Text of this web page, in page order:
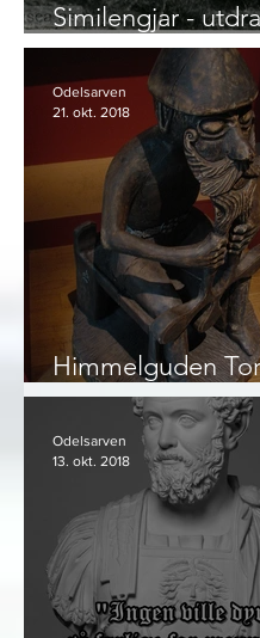
Similengjar -
gards- og
Himmelguden
bondesamfunnet
Odelsarven
21. okt. 2018
Odelsarven
13. okt. 2018